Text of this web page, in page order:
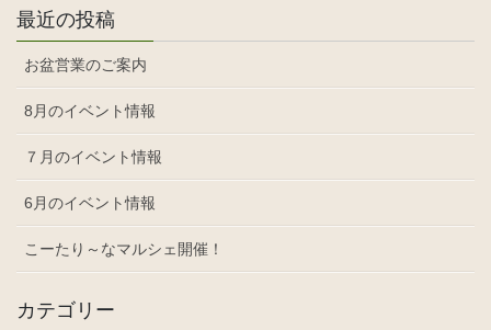
ナ
ビ
ゲ
ー
シ
ョ
ン
最近の投稿
お盆営業のご案内
8月のイベント情報
７月のイベント情報
6月のイベント情報
こーたり～なマルシェ開催！
カテゴリー